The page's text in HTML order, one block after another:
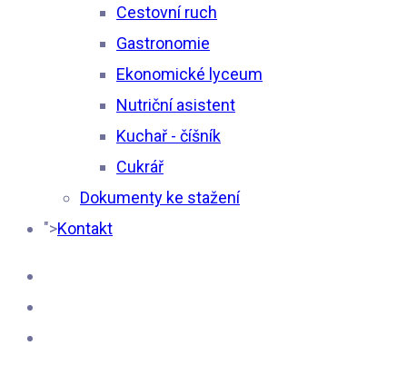
Cestovní ruch
Gastronomie
Ekonomické lyceum
Nutriční asistent
Kuchař - číšník
Cukrář
Dokumenty ke stažení
">Kontakt